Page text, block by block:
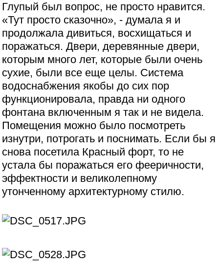
Глупый был вопрос, не просто нравится.
«Тут просто сказочно», - думала я и
продолжала дивиться, восхищаться и
поражаться. Двери, деревянные двери,
которым много лет, которые были очень
сухие, были все еще целы. Система
водоснабжения якобы до сих пор
функционировала, правда ни одного
фонтана включенным я так и не видела.
Помещения можно было посмотреть
изнутри, потрогать и поснимать. Если бы я
снова посетила Красный форт, то не
устала бы поражаться его фееричности,
эффектности и великолепному
утонченному архитектурному стилю.